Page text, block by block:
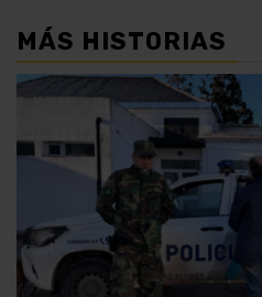
MÁS HISTORIAS